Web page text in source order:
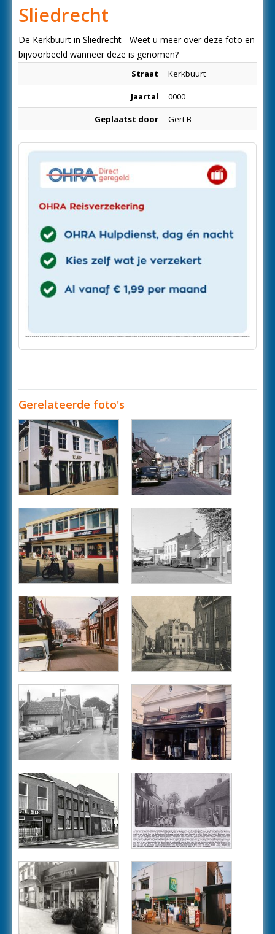
Sliedrecht
De Kerkbuurt in Sliedrecht - Weet u meer over deze foto en
bijvoorbeeld wanneer deze is genomen?
Straat Kerkbuurt
Jaartal 0000
Geplaatst door Gert B
Gerelateerde foto's